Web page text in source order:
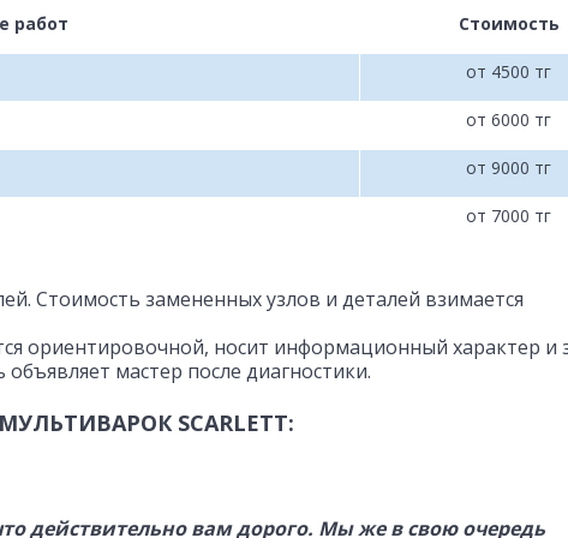
работ Стоимость
от 4500 тг
от 6000 тг
от 9000 тг
от 7000 тг
Стоимость замененных узлов и деталей взимается
ориентировочной, носит информационный характер и
мастер после диагностики.
SCARLETT:
действительно вам дорого. Мы же в свою очередь